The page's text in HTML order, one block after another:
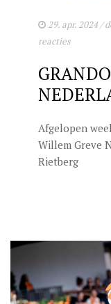
CONTACT29. apr. 2024/
reacties
Afgelopen
Willem Greve
Rietberg